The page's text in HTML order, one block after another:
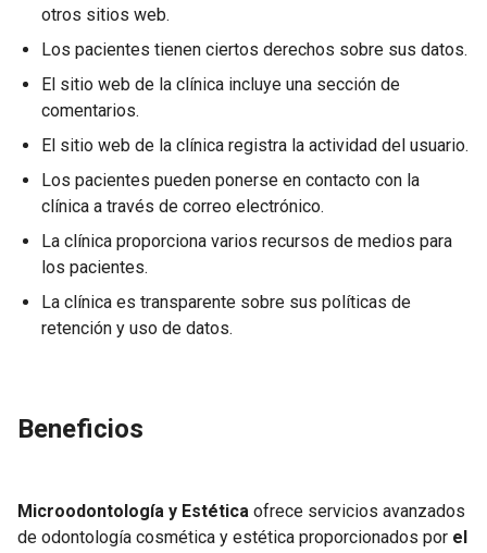
otros sitios web.
Los pacientes tienen ciertos derechos sobre sus datos.
El sitio web de la clínica incluye una sección de
comentarios.
El sitio web de la clínica registra la actividad del usuario.
Los pacientes pueden ponerse en contacto con la
clínica a través de correo electrónico.
La clínica proporciona varios recursos de medios para
los pacientes.
La clínica es transparente sobre sus políticas de
retención y uso de datos.
Beneficios
Microodontología y Estética ofrece servicios avanzados
de odontología cosmética y estética proporcionados por el